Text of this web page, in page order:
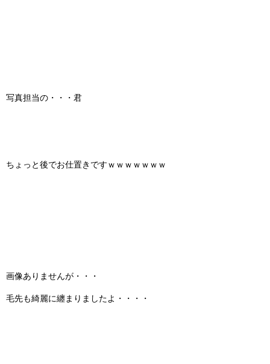
写真担当の・・・君
ちょっと後でお仕置きですｗｗｗｗｗｗｗ
画像ありませんが・・・
毛先も綺麗に纏まりましたよ・・・・